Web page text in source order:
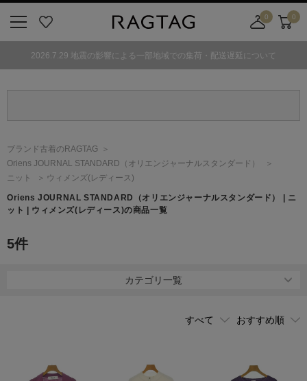
気
0
舗
カ
0
2026.7.29 地震の影響による一部地域での集荷・配送遅延について
ブランド古着のRAGTAG
Oriens JOURNAL STANDARD （オリエンジャーナルスタンダード）
ニット
ウィメンズ(レディース)
Oriens JOURNAL STANDARD （オリエンジャーナルスタンダード）
| ニ
ット | ウィメンズ(レディース)の商品一覧
5件
カテゴリ一覧